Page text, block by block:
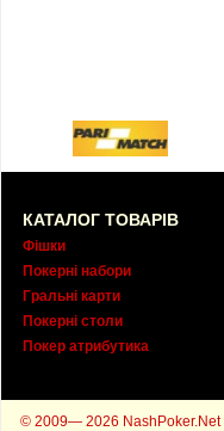
КАТАЛОГ ТОВАРІВ
Фішки
Покерні набори
Гральні карти
Покерні столи
Покер атрибутика
© 2009— 2026 NashPoker.Net